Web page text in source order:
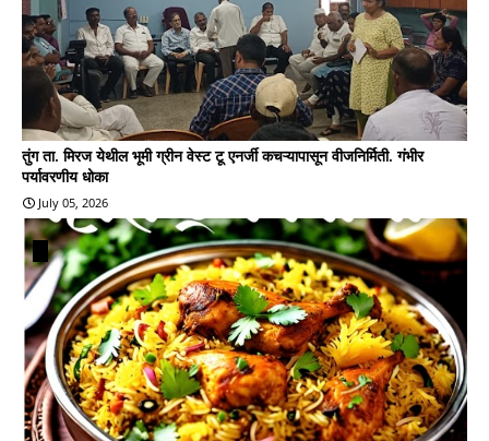
तुंग ता. मिरज येथील भूमी ग्रीन वेस्ट टू एनर्जी कचऱ्यापासून वीजनिर्मिती. गंभीर
पर्यावरणीय धोका
July 05, 2026